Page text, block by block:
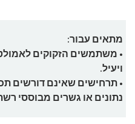
מתאים עבור:
ויעיל.
• תרחישים שאינם דורשים
נתונים או גשרים מבוססי